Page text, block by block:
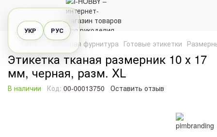
УКР РУС
Швейная фурнитура Готовые этикетки
Этикетка тканая размерник 10 х 17
мм, черная, разм. XL
В наличии Код: 00-00013750 Оставить отзыв